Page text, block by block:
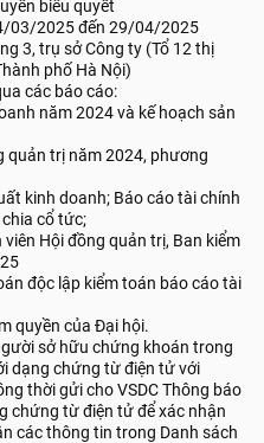
biểu quyết
03/2025 đến 29/04/2025
3, trụ sở Công ty (Tổ 12 thị
phố Hà Nội)
các báo cáo:
năm 2024 và kế hoạch sản
quản trị năm 2024, phương
kinh doanh; Báo cáo tài chính
cổ tức;
Hội đồng quản trị, Ban kiểm
độc lập kiểm toán báo cáo tài
quyền của Đại hội.
sở hữu chứng khoán trong
dạng chứng từ điện tử với
thời gửi cho VSDC Thông báo
chứng từ điện tử để xác nhận
các thông tin trong Danh sách